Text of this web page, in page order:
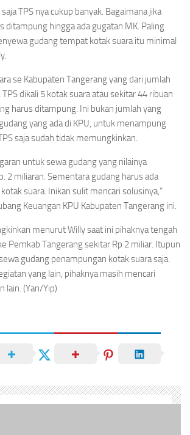
TPS nya cukup banyak. Bagaimana jika
ditampung hingga ada gugatan MK. Paling
gudang tempat kotak suara itu minimal
se Kabupaten Tangerang yang dari jumlah
dikali 5 kotak suara atau sekitar 44 ribuan
harus ditampung. Ini bukan jumlah yang
yang ada di KPU, untuk menampung
saja sudah tidak memungkinkan.
untuk sewa gudang yang nilainya
2 miliaran. Sementara gudang harus ada
suara. Inikan sulit mencari solusinya,”
Keuangan KPU Kabupaten Tangerang ini.
menurut Willy saat ini pihaknya tengah
Pemkab Tangerang sekitar Rp 2 miliar. Itupun
gudang penampungan kotak suara saja.
yang lain, pihaknya masih mencari
lain. (Yan/Yip)